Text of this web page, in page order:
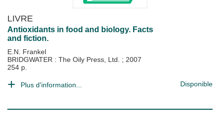
LIVRE
Antioxidants in food and biology. Facts
and fiction.
E.N. Frankel
BRIDGWATER : The Oily Press, Ltd. ; 2007
254 p.
Plus d'information... Disponible